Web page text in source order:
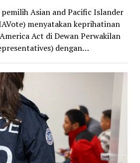
pemilih Asian and Pacific Islander
menyatakan keprihatinan
Act di Dewan Perwakilan
dengan…